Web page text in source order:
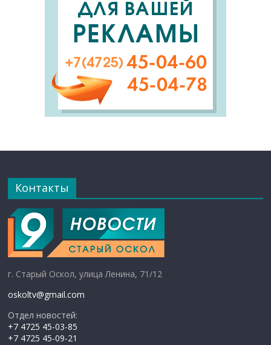
Контакты
г. Старый Оскол, улица Ленина, 71/12
oskoltv@gmail.com
Отдел новостей:
+7 4725 45-03-85
+7 4725 45-09-21